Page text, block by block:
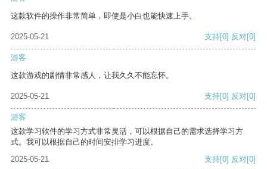
这款软件的操作非常简单，即使是小白也能快速上手。
2025-05-21 支持[0] 反对[0]
游客
这款游戏的剧情非常感人，让我久久不能忘怀。
2025-05-21 支持[0] 反对[0]
游客
这款学习软件的学习方式非常灵活，可以根据自己的需求选择学习方
式。我可以根据自己的时间安排学习进度。
2025-05-21
支持[0] 反对[0]